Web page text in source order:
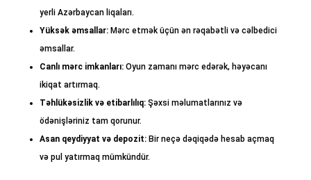
yerli Azərbaycan liqaları.
Yüksək əmsallar:Mərc etmək üçün ən rəqabətli və cəlbedici
əmsallar.
Canlı mərc imkanları:Oyun zamanı mərc edərək, həyəcanı
ikiqat artırmaq.
Təhlükəsizlik və etibarlılıq:Şəxsi məlumatlarınız və
ödənişləriniz tam qorunur.
Asan qeydiyyat və depozit:Bir neçə dəqiqədə hesab açmaq
və pul yatırmaq mümkündür.